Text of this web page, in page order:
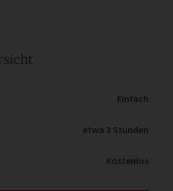
Einfach
etwa 3 Stunden
Kostenlos